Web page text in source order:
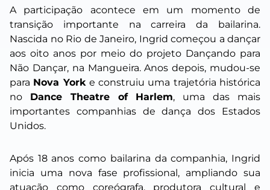
A participação acontece em um momento de
transição importante na carreira da bailarina.
Nascida no Rio de Janeiro, Ingrid começou a dançar
aos oito anos por meio do projeto Dançando para
Não Dançar, na Mangueira. Anos depois, mudou-se
para Nova Yorke construiu uma trajetória histórica
no Dance Theatre of Harlem, uma das mais
importantes companhias de dança dos Estados
Unidos.
Após 18 anos como bailarina da companhia, Ingrid
inicia uma nova fase profissional, ampliando sua
atuação como coreógrafa, produtora cultural e